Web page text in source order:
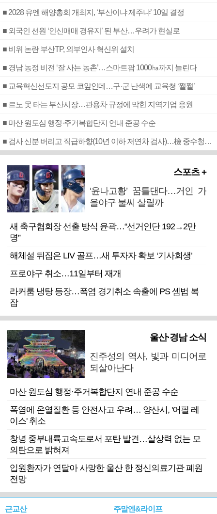
■ 2028 유엔 해양총회 개최지, ‘부산이냐 제주냐’ 10일 결정
■ 외국인 선원 ‘인신매매 경유지’ 된 부산…우려가 현실로
■ 비위 논란 부산TP, 외부인사 혁신위 설치
■ 경남 농정 비전 ‘잘 사는 농촌’…스마트팜 1000㏊까지 늘린다
■ 교육혁신선도지 공모 코앞인데…구·군 난색에 교육청 ‘쩔쩔’
■ 르노 못 타는 부산시장…관용차 규정에 막힌 지역기업 응원
■ 마산 원도심 행정·주거복합단지 연내 준공 수순
■ 검사 신분 버리고 직급하향(10년 이하 저연차 검사)…檢 중수청행 기피
스포츠 +
‘윤나고황’ 꿈틀댄다…거인 가
을야구 불씨 살릴까
새 축구협회장 선출 방식 윤곽…“선거인단 192→2만
명”
해체설 뒤집은 LIV 골프…새 투자자 확보 ‘기사회생’
프로야구 취소…11일부터 재개
라커룸 냉탕 등장…폭염 경기취소 속출에 PS 셈법 복
잡
울산·경남 소식
진주성의 역사, 빛과 미디어로
되살아난다
마산 원도심 행정·주거복합단지 연내 준공 수순
폭염에 온열질환 등 안전사고 우려… 양산시, '어필 레
이스' 취소
창녕 중부내륙고속도로서 포탄 발견…살상력 없는 모
의탄으로 밝혀져
입원환자가 연달아 사망한 울산 한 정신의료기관 폐원
전망
근교산 주말엔&라이프